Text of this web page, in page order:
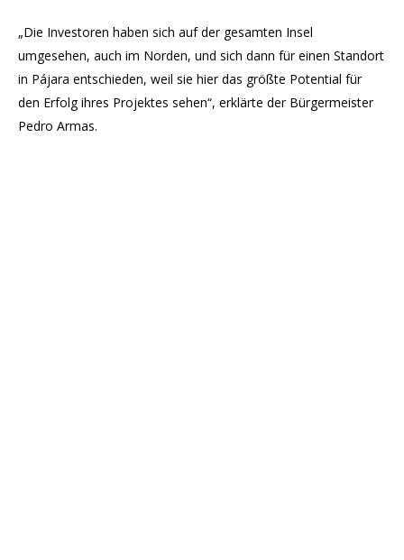
„Die Investoren haben sich auf der gesamten Insel
umgesehen, auch im Norden, und sich dann für einen Standort
in Pájara entschieden, weil sie hier das größte Potential für
den Erfolg ihres Projektes sehen“, erklärte der Bürgermeister
Pedro Armas.